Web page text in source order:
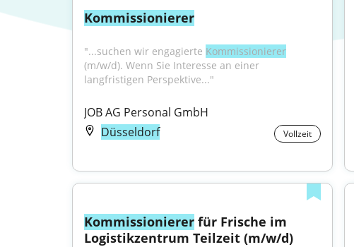
Kommissionierer
"...suchen wir engagierte Kommissionierer
(m/w/d). Wenn Sie Interesse an einer
langfristigen Perspektive..."
JOB AG Personal GmbH
Düsseldorf
Vollzeit
Kommissionierer für Frische im
Logistikzentrum Teilzeit (m/w/d)